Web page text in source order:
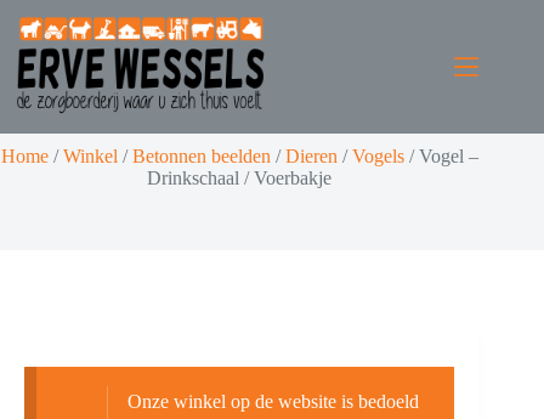
Home/Winkel /Betonnen beelden /Dieren /Vogels/Vogel –
Drinkschaal / Voerbakje
Onze winkel op de website is bedoeld